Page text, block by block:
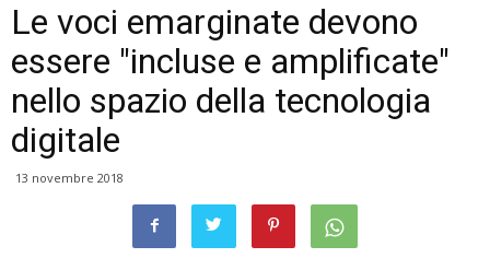
Le voci emarginate devono
essere "incluse e amplificate"
nello spazio della tecnologia
digitale
13 novembre 2018